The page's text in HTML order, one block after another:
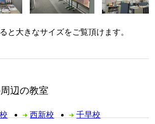
と大きなサイズをご覧頂けます。
辺の教室
西新校 千早校